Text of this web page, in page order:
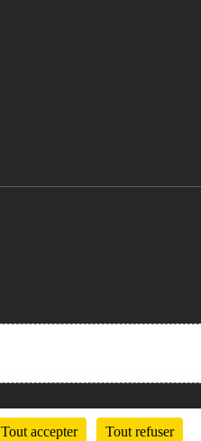
Tout accepter Tout refuser